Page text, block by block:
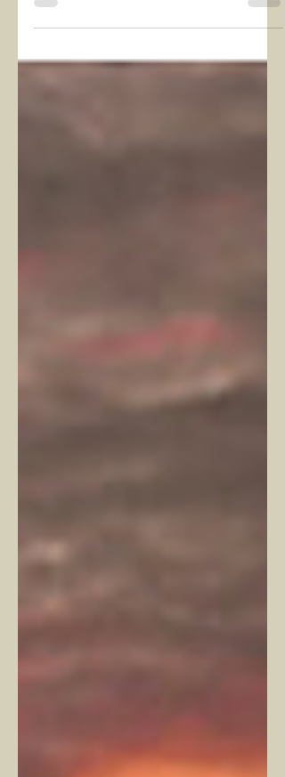
kwjznndndkdjdkdmfmeıısmanwlwşşekd
jwkanmaaaoaoaoojdmdmrnejekmekks